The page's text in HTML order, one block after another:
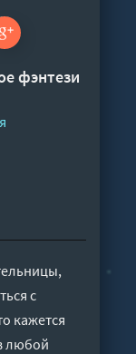
фэнтези
с
кажется
любой